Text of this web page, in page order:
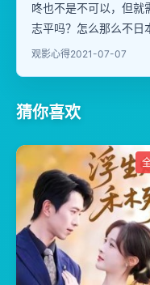
咚也不是不可以，但
志平吗？怎么那么不日
观影心得2021-07-07
猜你喜欢